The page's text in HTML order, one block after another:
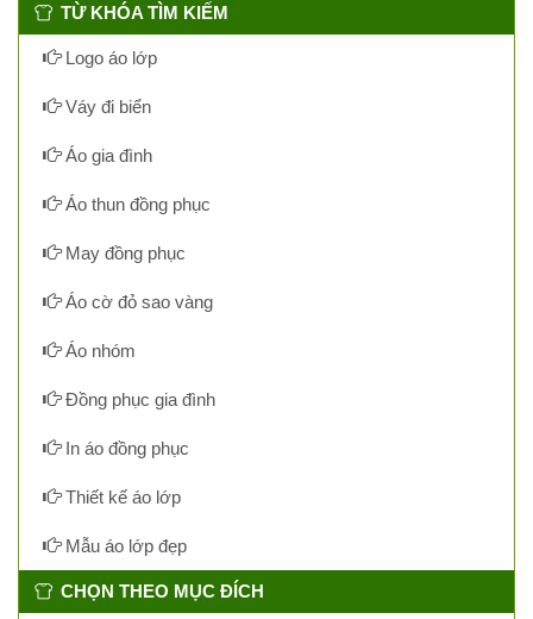
TỪ KHÓA TÌM KIẾM
Logo áo lớp
Váy đi biển
Áo gia đình
Áo thun đồng phục
May đồng phục
Áo cờ đỏ sao vàng
Áo nhóm
Đồng phục gia đình
In áo đồng phục
Thiết kế áo lớp
Mẫu áo lớp đẹp
CHỌN THEO MỤC ĐÍCH